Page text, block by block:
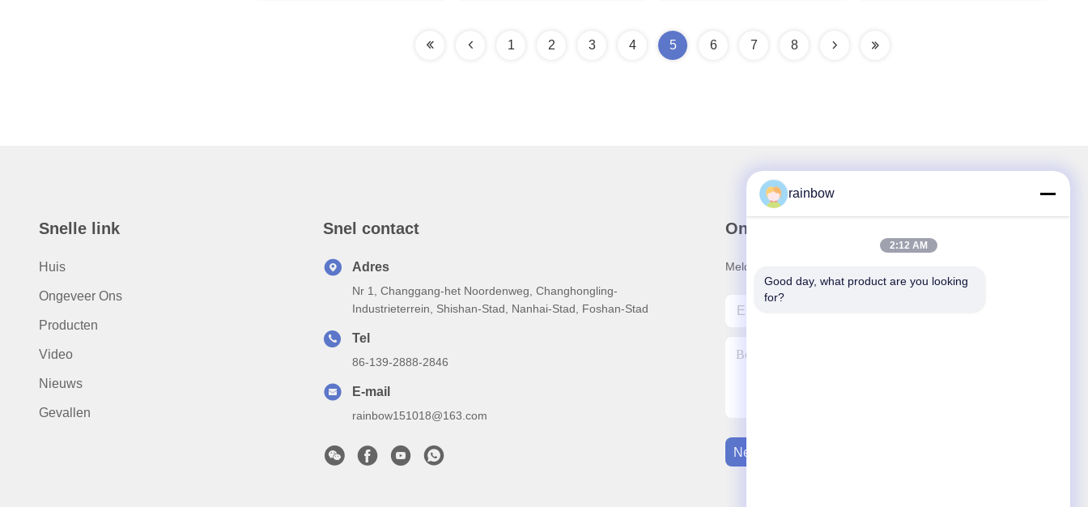
1 2 3 4 5 6 7 8
Snelle link
Huis
Ongeveer Ons
Producten
Video
Nieuws
Gevallen
Snel contact
Adres
Nr 1, Changgang-het Noordenweg, Changhongling-
Industrieterrein, Shishan-Stad, Nanhai-Stad, Foshan-Stad
Tel
86-139-2888-2846
E-mail
rainbow151018@163.com
Onze nieuwsbrief
Meld je aan voor onze nieuwsbrief voor kortingen en meer.
Neem Contact Met Ons Op
rainbow
2:12 AM
Good day, what product are you looking
for?